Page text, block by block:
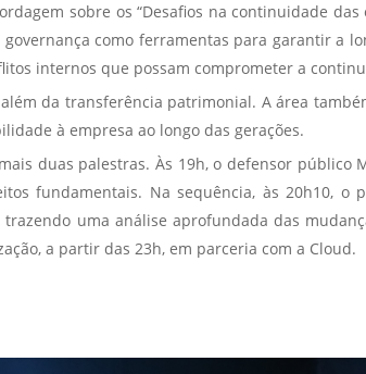
sobre os “Desafios na continuidade
como ferramentas para garantir a
internos que possam comprometer a
da transferência patrimonial. A área
à empresa ao longo das gerações.
duas palestras. Às 19h, o defensor público
fundamentais. Na sequência, às 20h10, o
uma análise aprofundada das
a partir das 23h, em parceria com a Cloud.